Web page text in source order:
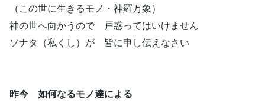
（この世に生きるモノ・神羅万象）
神の世へ向かうので 戸惑ってはいけません
ソナタ（私くし）が 皆に申し伝えなさい
昨今 如何なるモノ達による